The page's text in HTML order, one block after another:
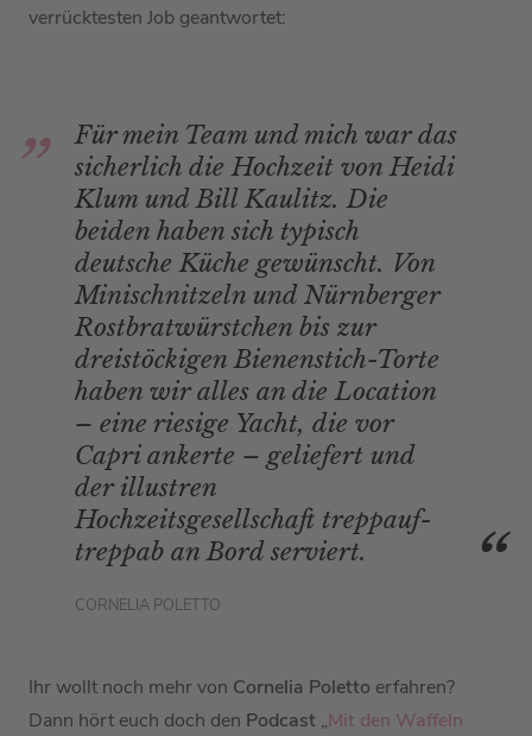
verrücktesten Job geantwortet:
Für mein Team und mich war das
sicherlich die Hochzeit von Heidi
Klum und Bill Kaulitz. Die
beiden haben sich typisch
deutsche Küche gewünscht. Von
Minischnitzeln und Nürnberger
Rostbratwürstchen bis zur
dreistöckigen Bienenstich-Torte
haben wir alles an die Location
– eine riesige Yacht, die vor
Capri ankerte – geliefert und
der illustren
Hochzeitsgesellschaft treppauf-
treppab an Bord serviert.
CORNELIA POLETTO
Ihr wollt noch mehr von Cornelia Poletto erfahren?
Dann hört euch doch den Podcast „Mit den Waffeln